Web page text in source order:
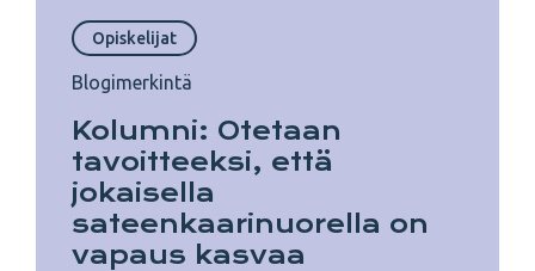
Opiskelijat
Blogimerkintä
Kolumni: Otetaan
tavoitteeksi, että
jokaisella
sateenkaarinuorella on
vapaus kasvaa